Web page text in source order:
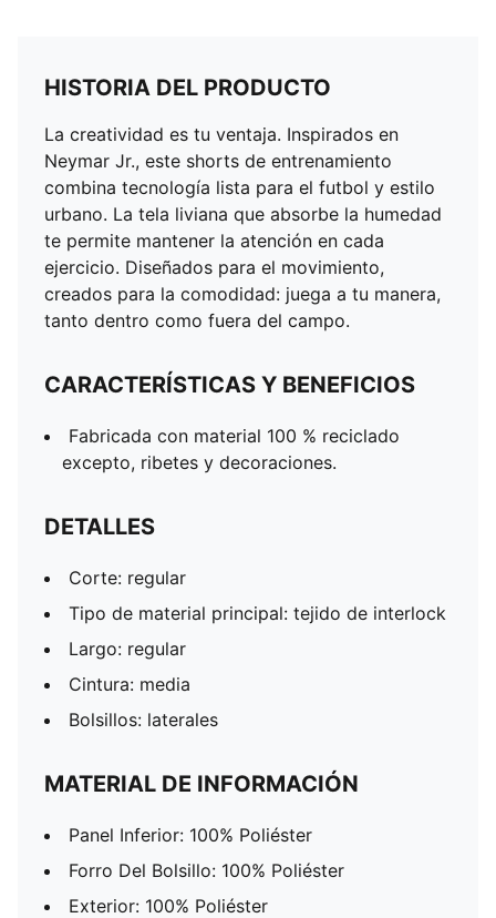
HISTORIA DEL PRODUCTO
La creatividad es tu ventaja. Inspirados en
Neymar Jr., este shorts de entrenamiento
combina tecnología lista para el futbol y estilo
urbano. La tela liviana que absorbe la humedad
te permite mantener la atención en cada
ejercicio. Diseñados para el movimiento,
creados para la comodidad: juega a tu manera,
tanto dentro como fuera del campo.
CARACTERÍSTICAS Y BENEFICIOS
Fabricada con material 100 % reciclado
excepto, ribetes y decoraciones.
DETALLES
Corte: regular
Tipo de material principal: tejido de interlock
Largo: regular
Cintura: media
Bolsillos: laterales
MATERIAL DE INFORMACIÓN
Panel Inferior: 100% Poliéster
Forro Del Bolsillo: 100% Poliéster
Exterior: 100% Poliéster